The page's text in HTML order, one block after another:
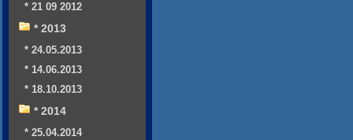
* 21 09 2012
* 2013
* 24.05.2013
* 14.06.2013
* 18.10.2013
* 2014
* 25.04.2014